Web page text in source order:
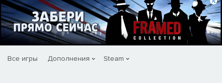
Все игры Дополнения Steam